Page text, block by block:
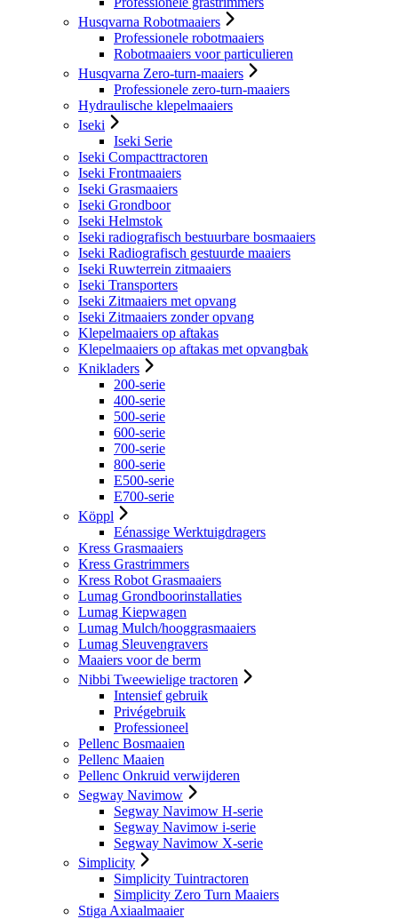
Husqvarna Robotmaaiers
Professionele robotmaaiers
Robotmaaiers voor particulieren
Husqvarna Zero-turn-maaiers
Professionele zero-turn-maaiers
Hydraulische klepelmaaiers
Iseki
Iseki Serie
Iseki Compacttractoren
Iseki Frontmaaiers
Iseki Grasmaaiers
Iseki Grondboor
Iseki Helmstok
Iseki radiografisch bestuurbare bosmaaiers
Iseki Radiografisch gestuurde maaiers
Iseki Ruwterrein zitmaaiers
Iseki Transporters
Iseki Zitmaaiers met opvang
Iseki Zitmaaiers zonder opvang
Klepelmaaiers op aftakas
Klepelmaaiers op aftakas met opvangbak
Knikladers
200-serie
400-serie
500-serie
600-serie
700-serie
800-serie
E500-serie
E700-serie
Köppl
Eénassige Werktuigdragers
Kress Grasmaaiers
Kress Grastrimmers
Kress Robot Grasmaaiers
Lumag Grondboorinstallaties
Lumag Kiepwagen
Lumag Mulch/hooggrasmaaiers
Lumag Sleuvengravers
Maaiers voor de berm
Nibbi Tweewielige tractoren
Intensief gebruik
Privégebruik
Professioneel
Pellenc Bosmaaien
Pellenc Maaien
Pellenc Onkruid verwijderen
Segway Navimow
Segway Navimow H-serie
Segway Navimow i-serie
Segway Navimow X-serie
Simplicity
Simplicity Tuintractoren
Simplicity Zero Turn Maaiers
Stiga Axiaalmaaier